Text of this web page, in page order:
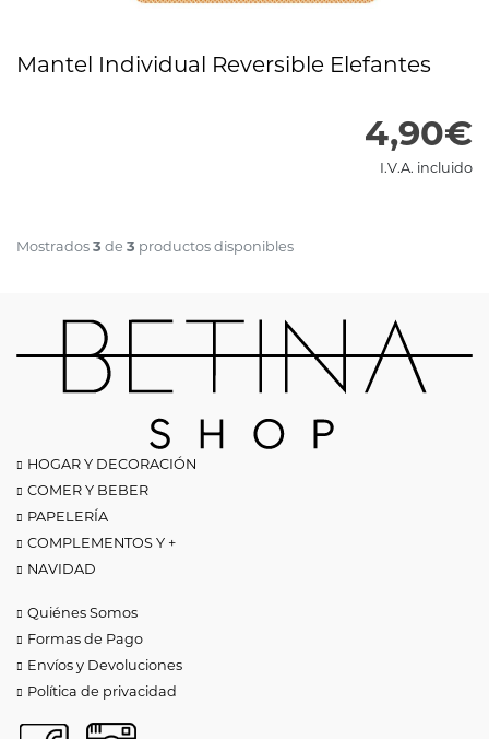
Mantel Individual Reversible Elefantes
4,90€
I.V.A. incluido
Mostrados3 de 3 productos disponibles
HOGAR Y DECORACIÓN
COMER Y BEBER
PAPELERÍA
COMPLEMENTOS Y +
NAVIDAD
Quiénes Somos
Formas de Pago
Envíos y Devoluciones
Política de privacidad